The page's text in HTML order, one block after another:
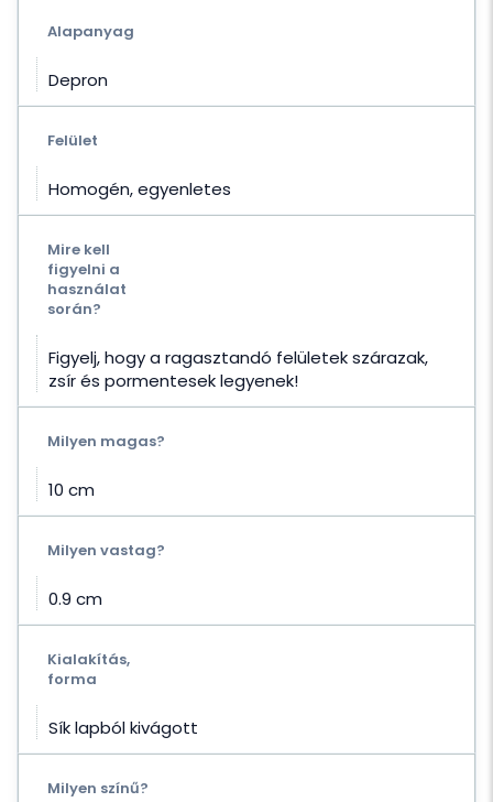
Alapanyag
Depron
Felület
Homogén, egyenletes
Mire kell
figyelni a
használat
során?
Figyelj, hogy a ragasztandó felületek szárazak,
zsír és pormentesek legyenek!
Milyen magas?
10 cm
Milyen vastag?
0.9 cm
Kialakítás,
forma
Sík lapból kivágott
Milyen színű?